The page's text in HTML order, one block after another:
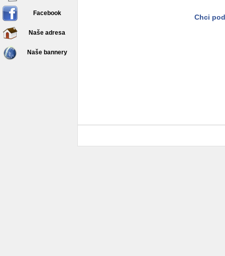
Facebook
Naše adresa
Naše bannery
Chci